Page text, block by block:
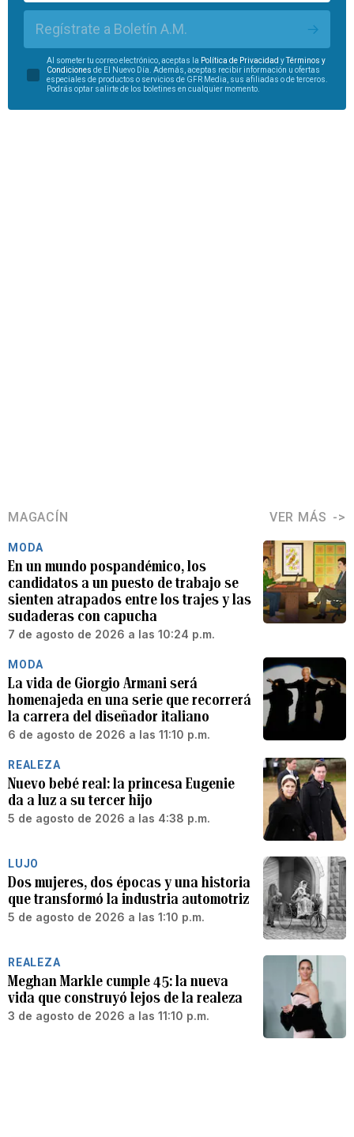
Regístrate a Boletín A.M.
Al someter tu correo electrónico, aceptas la Política de Privacidad yTérminos y
Condiciones de El Nuevo Día. Además, aceptas recibir información u ofertas
especiales de productos o servicios de GFR Media, sus afiliadas o de terceros.
Podrás optar salirte de los boletines en cualquier momento.
MAGACÍN VER MÁS
MODA
En un mundo pospandémico, los
candidatos a un puesto de trabajo se
sienten atrapados entre los trajes y las
sudaderas con capucha
7 de agosto de 2026 a las 10:24 p.m.
MODA
La vida de Giorgio Armani será
homenajeda en una serie que recorrerá
la carrera del diseñador italiano
6 de agosto de 2026 a las 11:10 p.m.
REALEZA
Nuevo bebé real: la princesa Eugenie
da a luz a su tercer hijo
5 de agosto de 2026 a las 4:38 p.m.
LUJO
Dos mujeres, dos épocas y una historia
que transformó la industria automotriz
5 de agosto de 2026 a las 1:10 p.m.
REALEZA
Meghan Markle cumple 45: la nueva
vida que construyó lejos de la realeza
3 de agosto de 2026 a las 11:10 p.m.